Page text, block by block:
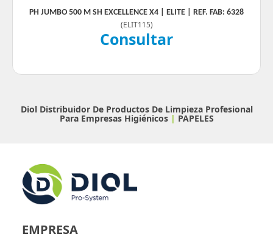
PH JUMBO 500 M SH EXCELLENCE X4 | ELITE | REF. FAB: 6328
(ELIT115)
Consultar
Diol Distribuidor De Productos De Limpieza Profesional
Para Empresas Higiénicos| PAPELES
EMPRESA